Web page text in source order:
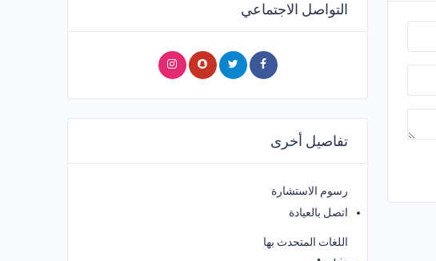
التواصل الاجتماعي
تفاصيل أخرى
رسوم الاستشارة
اتصل بالعيادة
اللغات المتحدث بها